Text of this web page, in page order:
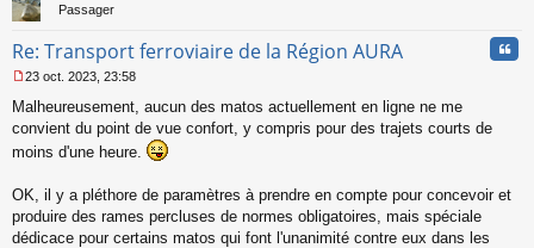
Passager
Re: Transport ferroviaire de la Région AURA
e
s
a
e
n
o
23 oct. 2023, 23:58
Malheureusement, aucun des matos actuellement en ligne ne me
convient du point de vue confort, y compris pour des trajets courts de
moins d'une heure.
OK, il y a pléthore de paramètres à prendre en compte pour concevoir et
produire des rames percluses de normes obligatoires, mais spéciale
dédicace pour certains matos qui font l'unanimité contre eux dans les